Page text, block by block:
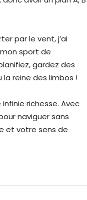
par le vent, j’ai
sport de
gardez des
la reine des limbos !
richesse. Avec
naviguer sans
et votre sens de